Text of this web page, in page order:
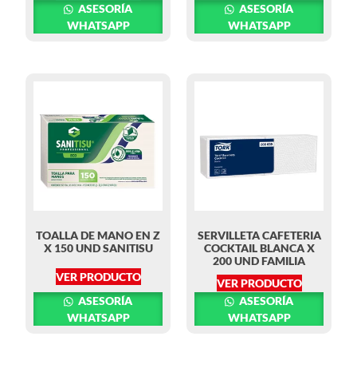
ASESORÍA
WHATSAPP
ASESORÍA
WHATSAPP
TOALLA DE MANO EN Z
X 150 UND SANITISU
VER PRODUCTO
ASESORÍA
WHATSAPP
SERVILLETA CAFETERIA
COCKTAIL BLANCA X
200 UND FAMILIA
VER PRODUCTO
ASESORÍA
WHATSAPP